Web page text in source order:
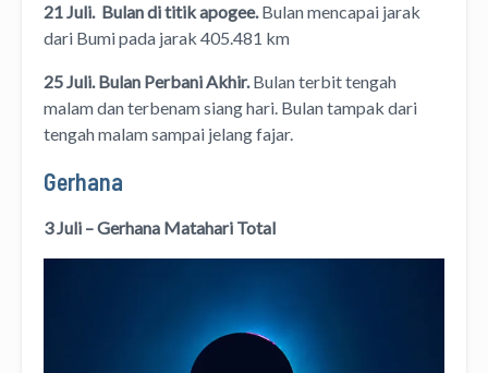
21 Juli. Bulan di titik apogee.Bulan mencapai jarak
dari Bumi pada jarak 405.481 km
25 Juli. Bulan Perbani Akhir.Bulan terbit tengah
malam dan terbenam siang hari. Bulan tampak dari
tengah malam sampai jelang fajar.
Gerhana
3 Juli – Gerhana Matahari Total